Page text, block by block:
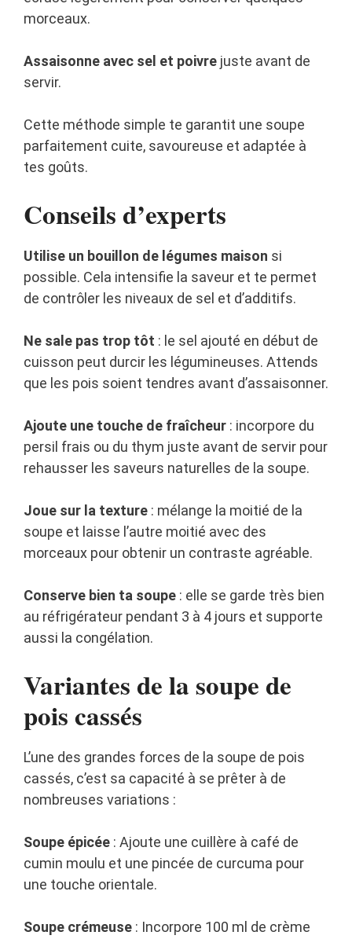
morceaux.
Assaisonne avec sel et poivre juste avant de
servir.
Cette méthode simple te garantit une soupe
parfaitement cuite, savoureuse et adaptée à
tes goûts.
Conseils d’experts
Utilise un bouillon de légumes maison si
possible. Cela intensifie la saveur et te permet
de contrôler les niveaux de sel et d’additifs.
Ne sale pas trop tôt : le sel ajouté en début de
cuisson peut durcir les légumineuses. Attends
que les pois soient tendres avant d’assaisonner.
Ajoute une touche de fraîcheur : incorpore du
persil frais ou du thym juste avant de servir pour
rehausser les saveurs naturelles de la soupe.
Joue sur la texture : mélange la moitié de la
soupe et laisse l’autre moitié avec des
morceaux pour obtenir un contraste agréable.
Conserve bien ta soupe : elle se garde très bien
au réfrigérateur pendant 3 à 4 jours et supporte
aussi la congélation.
Variantes de la soupe de
pois cassés
L’une des grandes forces de la soupe de pois
cassés, c’est sa capacité à se prêter à de
nombreuses variations :
Soupe épicée : Ajoute une cuillère à café de
cumin moulu et une pincée de curcuma pour
une touche orientale.
Soupe crémeuse : Incorpore 100 ml de crème